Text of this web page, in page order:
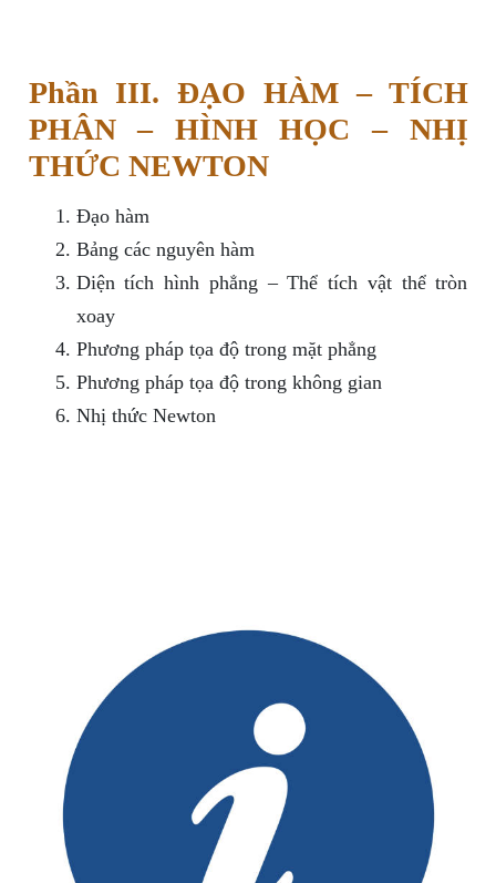
Phần III. ĐẠO HÀM – TÍCH
PHÂN – HÌNH HỌC – NHỊ
THỨC NEWTON
Đạo hàm
Bảng các nguyên hàm
Diện tích hình phẳng – Thể tích vật thể tròn
xoay
Phương pháp tọa độ trong mặt phẳng
Phương pháp tọa độ trong không gian
Nhị thức Newton